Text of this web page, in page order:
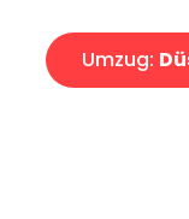
Umzug: